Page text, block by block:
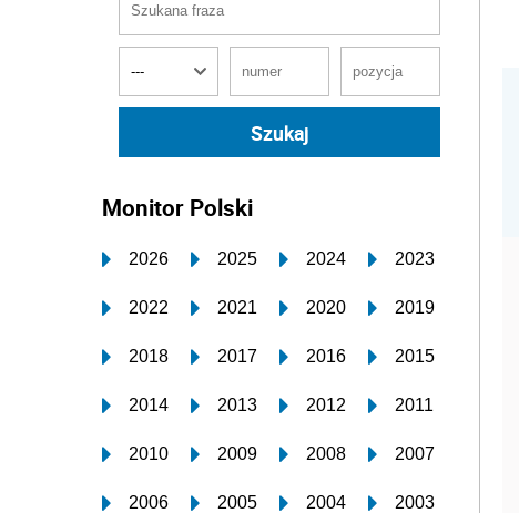
Monitor Polski
2026 2025 2024 2023
2022 2021 2020 2019
2018 2017 2016 2015
2014 2013 2012 2011
2010 2009 2008 2007
2006 2005 2004 2003